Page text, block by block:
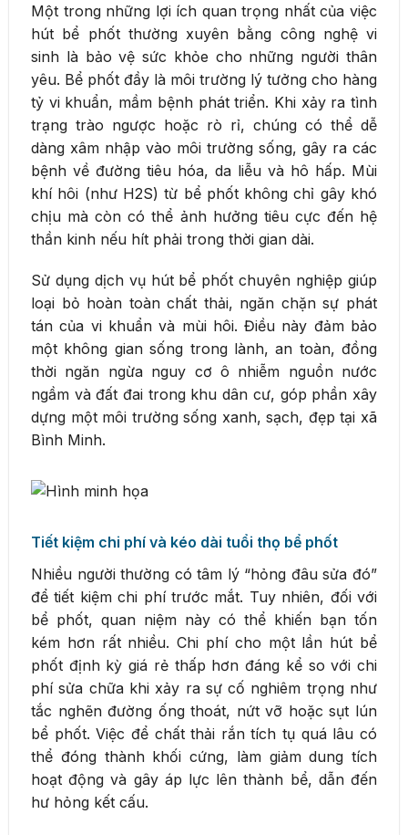
Một trong những lợi ích quan trọng nhất của việc
hút bể phốt thường xuyên bằng công nghệ vi
sinh là bảo vệ sức khỏe cho những người thân
yêu. Bể phốt đầy là môi trường lý tưởng cho hàng
tỷ vi khuẩn, mầm bệnh phát triển. Khi xảy ra tình
trạng trào ngược hoặc rò rỉ, chúng có thể dễ
dàng xâm nhập vào môi trường sống, gây ra các
bệnh về đường tiêu hóa, da liễu và hô hấp. Mùi
khí hôi (như H2S) từ bể phốt không chỉ gây khó
chịu mà còn có thể ảnh hưởng tiêu cực đến hệ
thần kinh nếu hít phải trong thời gian dài.
Sử dụng dịch vụ hút bể phốt chuyên nghiệp giúp
loại bỏ hoàn toàn chất thải, ngăn chặn sự phát
tán của vi khuẩn và mùi hôi. Điều này đảm bảo
một không gian sống trong lành, an toàn, đồng
thời ngăn ngừa nguy cơ ô nhiễm nguồn nước
ngầm và đất đai trong khu dân cư, góp phần xây
dựng một môi trường sống xanh, sạch, đẹp tại xã
Bình Minh.
Tiết kiệm chi phí và kéo dài tuổi thọ bể phốt
Nhiều người thường có tâm lý “hỏng đâu sửa đó”
để tiết kiệm chi phí trước mắt. Tuy nhiên, đối với
bể phốt, quan niệm này có thể khiến bạn tốn
kém hơn rất nhiều. Chi phí cho một lần hút bể
phốt định kỳ giá rẻ thấp hơn đáng kể so với chi
phí sửa chữa khi xảy ra sự cố nghiêm trọng như
tắc nghẽn đường ống thoát, nứt vỡ hoặc sụt lún
bể phốt. Việc để chất thải rắn tích tụ quá lâu có
thể đóng thành khối cứng, làm giảm dung tích
hoạt động và gây áp lực lên thành bể, dẫn đến
hư hỏng kết cấu.